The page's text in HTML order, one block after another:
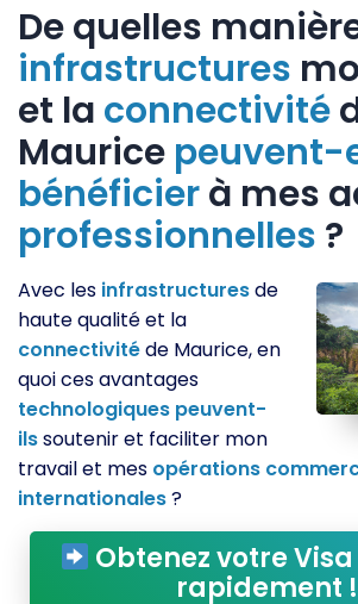
De quelles
infrastructures
et la connectivité
Maurice peuvent-
bénéficierà mes
professionnelles ?
Avec les infrastructuresde
haute qualité et la
connectivitéde Maurice, en
quoi ces avantages
technologiques peuvent-
ilssoutenir et faciliter mon
travail et mes opérations
internationales?
Obtenez votre
rapidement !